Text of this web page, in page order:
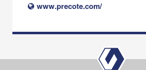
www.precote.com/